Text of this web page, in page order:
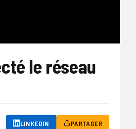
le réseau
LINKEDIN PARTAGER